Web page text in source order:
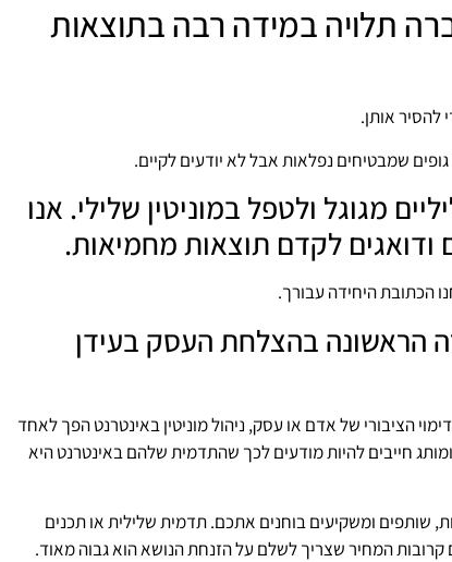
תלויה במידה רבה בתוצאות
להסיר אותן.
שמבטיחים נפלאות אבל לא יודעים לקיים.
מגוגל ולטפל במוניטין שלילי. אנו
ודואגים לקדם תוצאות מחמיאות.
הכתובת היחידה עבורך.
הראשונה בהצלחת העסק בעידן
הציבורי של אדם או עסק, ניהול מוניטין באינטרנט הפך לאחד
חייבים להיות מודעים לכך שהתדמית שלהם באינטרנט היא
שותפים ומשקיעים בוחנים אתכם. תדמית שלילית או תכנים
קרובות המחיר שצריך לשלם על הזנחת הנושא הוא גבוה מאוד.